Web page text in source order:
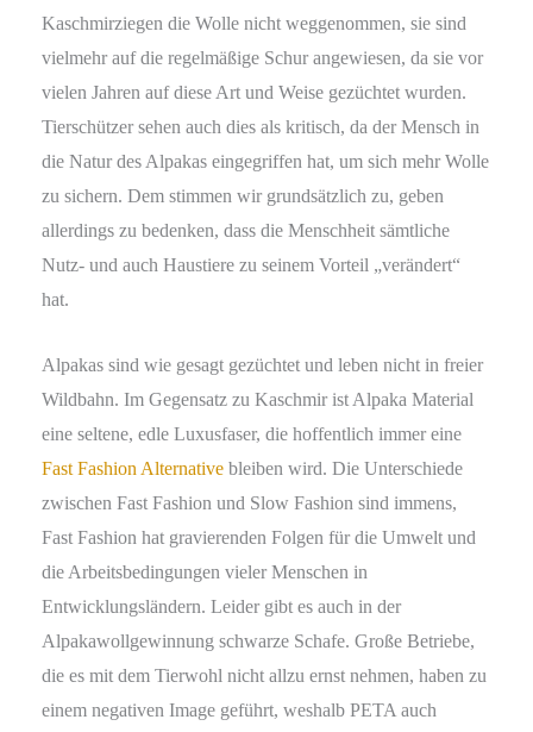
Kaschmirziegen die Wolle nicht weggenommen, sie sind
vielmehr auf die regelmäßige Schur angewiesen, da sie vor
vielen Jahren auf diese Art und Weise gezüchtet wurden.
Tierschützer sehen auch dies als kritisch, da der Mensch in
die Natur des Alpakas eingegriffen hat, um sich mehr Wolle
zu sichern. Dem stimmen wir grundsätzlich zu, geben
allerdings zu bedenken, dass die Menschheit sämtliche
Nutz- und auch Haustiere zu seinem Vorteil „verändert“
hat.
Alpakas sind wie gesagt gezüchtet und leben nicht in freier
Wildbahn. Im Gegensatz zu Kaschmir ist Alpaka Material
eine seltene, edle Luxusfaser, die hoffentlich immer eine
Fast Fashion Alternativebleiben wird. Die Unterschiede
zwischen Fast Fashion und Slow Fashion sind immens,
Fast Fashion hat gravierenden Folgen für die Umwelt und
die Arbeitsbedingungen vieler Menschen in
Entwicklungsländern. Leider gibt es auch in der
Alpakawollgewinnung schwarze Schafe. Große Betriebe,
die es mit dem Tierwohl nicht allzu ernst nehmen, haben zu
einem negativen Image geführt, weshalb PETA auch